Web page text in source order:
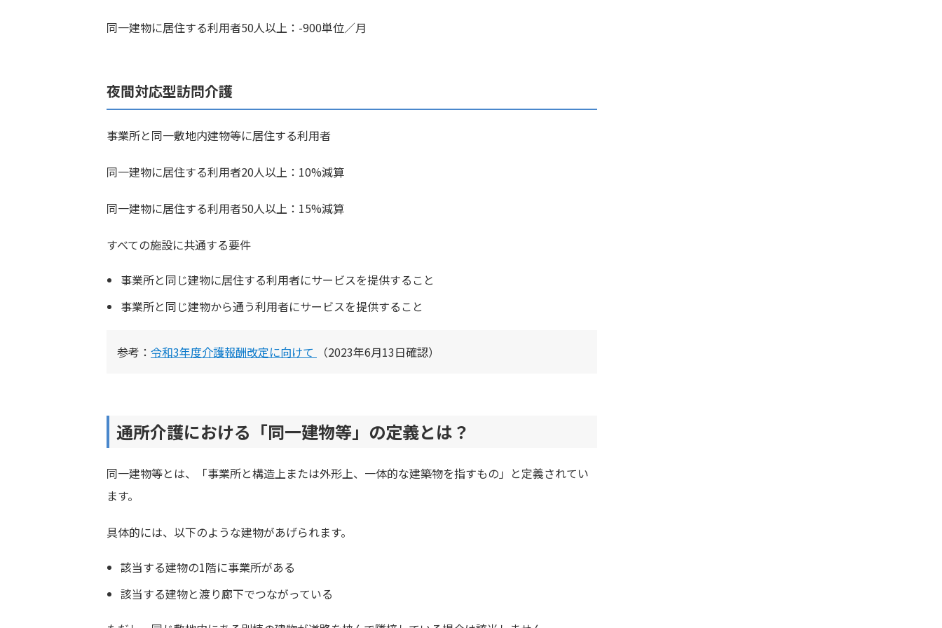
同一建物に居住する利用者50人以上：-900単位／月
夜間対応型訪問介護
事業所と同一敷地内建物等に居住する利用者
同一建物に居住する利用者20人以上：10%減算
同一建物に居住する利用者50人以上：15%減算
すべての施設に共通する要件
事業所と同じ建物に居住する利用者にサービスを提供すること
事業所と同じ建物から通う利用者にサービスを提供すること
参考： 令和3年度介護報酬改定に向けて （2023年6月13日確認）
通所介護における「同一建物等」の定義とは？
同一建物等とは、「事業所と構造上または外形上、一体的な建築物を指すもの」と定義されてい
ます。
具体的には、以下のような建物があげられます。
該当する建物の1階に事業所がある
該当する建物と渡り廊下でつながっている